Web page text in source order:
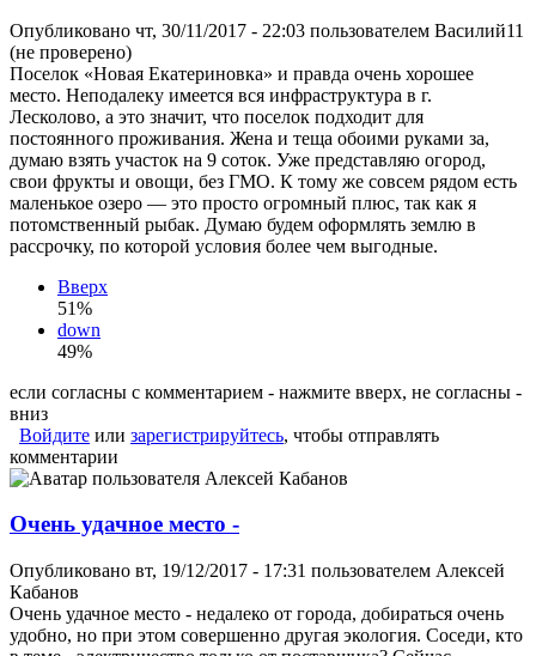
Опубликовано чт, 30/11/2017 - 22:03 пользователем Василий11
(не проверено)
Поселок «Новая Екатериновка» и правда очень хорошее
место. Неподалеку имеется вся инфраструктура в г.
Лесколово, а это значит, что поселок подходит для
постоянного проживания. Жена и теща обоими руками за,
думаю взять участок на 9 соток. Уже представляю огород,
свои фрукты и овощи, без ГМО. К тому же совсем рядом есть
маленькое озеро — это просто огромный плюс, так как я
потомственный рыбак. Думаю будем оформлять землю в
рассрочку, по которой условия более чем выгодные.
Вверх
51%
down
49%
если согласны с комментарием - нажмите вверх, не согласны -
вниз
Войдите или зарегистрируйтесь, чтобы отправлять
комментарии
Очень удачное место -
Опубликовано вт, 19/12/2017 - 17:31 пользователем Алексей
Кабанов
Очень удачное место - недалеко от города, добираться очень
удобно, но при этом совершенно другая экология. Соседи, кто